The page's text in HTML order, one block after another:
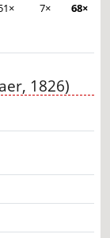
7× 68×
1826)